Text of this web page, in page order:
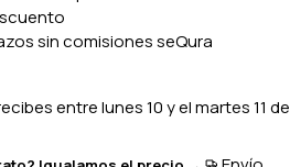
sin comisionesseQura
entrelunes 10 y el martes 11 de